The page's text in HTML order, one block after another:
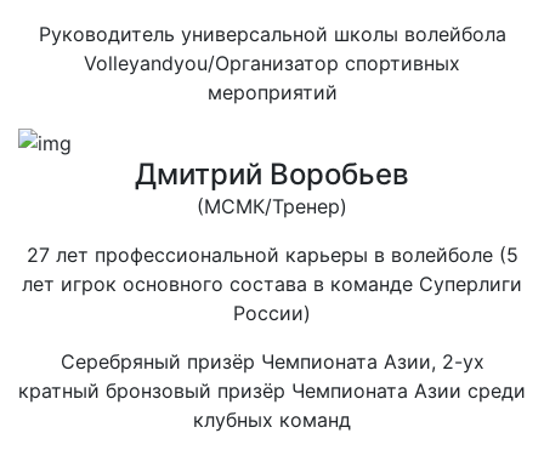
Руководитель универсальной школы волейбола
Volleyandyou/Организатор спортивных
мероприятий
Дмитрий Воробьев
(МСМК/Тренер)
27 лет профессиональной карьеры в волейболе (5
лет игрок основного состава в команде Суперлиги
России)
Серебряный призёр Чемпионата Азии, 2-ух
кратный бронзовый призёр Чемпионата Азии среди
клубных команд